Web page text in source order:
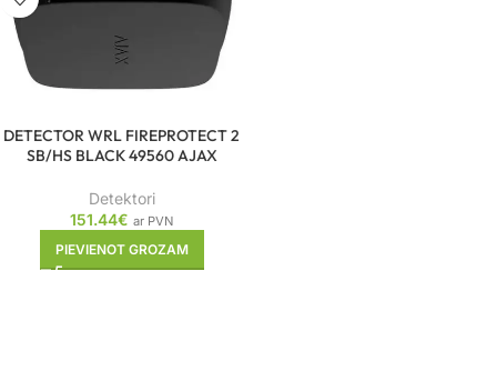
DETECTOR WRL FIREPROTECT 2
SB/HS BLACK 49560 AJAX
Detektori
151.44€ ar PVN
PIEVIENOT GROZAM